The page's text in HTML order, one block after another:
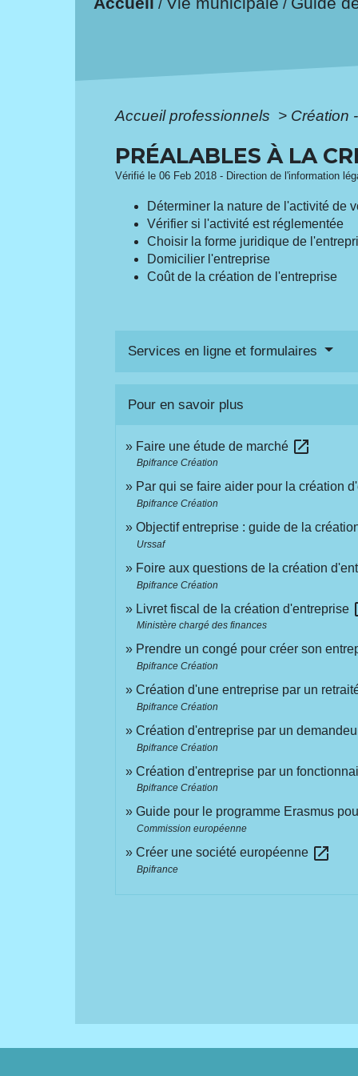
/ /
Accueil professionnels > Création
PRÉALABLES À LA
Vérifié le 06 Feb 2018 - Direction de l'information
Déterminer la nature de l'activité de
Vérifier si l'activité est réglementée
Choisir la forme juridique de
Domicilier l'entreprise
Coût de la création de l'entreprise
Services en ligne et formulaires
Pour en savoir plus
Faire une étude de marché open_in_new
Bpifrance Création
Par qui se faire aider pour la création
Bpifrance Création
Objectif entreprise : guide de la
Urssaf
Foire aux questions de la création
Bpifrance Création
Livret fiscal de la création d'entreprise
Ministère chargé des finances
Prendre un congé pour créer son
Bpifrance Création
Création d'une entreprise par un
Bpifrance Création
Création d'entreprise par un
Bpifrance Création
Création d'entreprise par un
Bpifrance Création
Guide pour le programme Erasmus
Commission européenne
Créer une société européenne open_in_new
Bpifrance